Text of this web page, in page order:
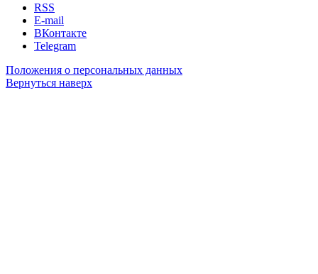
RSS
E-mail
ВКонтакте
Telegram
Положения о персональных данных
Вернуться наверх